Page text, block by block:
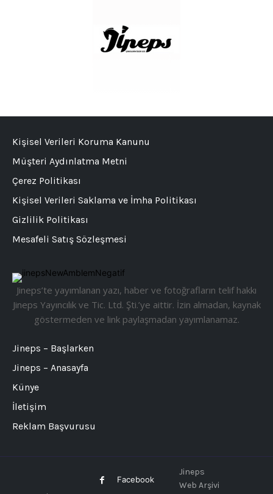
Jineps’te yayımlanan yazı, haber ve fotoğrafların telif hakkı
Jineps Yayıncılık ve Tic. Ltd. Şti.’ye aittir. İzin almadan, kaynak
göstermeden ve link paylaşmadan yayımlanamaz.
Jineps – Başlarken
Jineps – Anasayfa
Künye
İletişim
Reklam Başvurusu
Kişisel Verileri Koruma Kanunu
Müşteri Aydınlatma Metni
Çerez Politikası
Kişisel Verileri Saklama ve İmha Politikası
Gizlilik Politikası
Mesafeli Satış Sözleşmesi
Facebook
Jineps
Web Arşivi